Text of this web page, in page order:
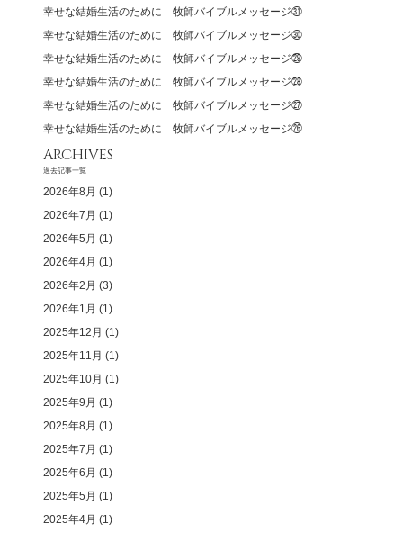
幸せな結婚生活のために 牧師バイブルメッセージ㉛
幸せな結婚生活のために 牧師バイブルメッセージ㉚
幸せな結婚生活のために 牧師バイブルメッセージ㉙
幸せな結婚生活のために 牧師バイブルメッセージ㉘
幸せな結婚生活のために 牧師バイブルメッセージ㉗
幸せな結婚生活のために 牧師バイブルメッセージ㉖
ARCHIVES
過去記事一覧
2026年8月 (1)
2026年7月 (1)
2026年5月 (1)
2026年4月 (1)
2026年2月 (3)
2026年1月 (1)
2025年12月 (1)
2025年11月 (1)
2025年10月 (1)
2025年9月 (1)
2025年8月 (1)
2025年7月 (1)
2025年6月 (1)
2025年5月 (1)
2025年4月 (1)